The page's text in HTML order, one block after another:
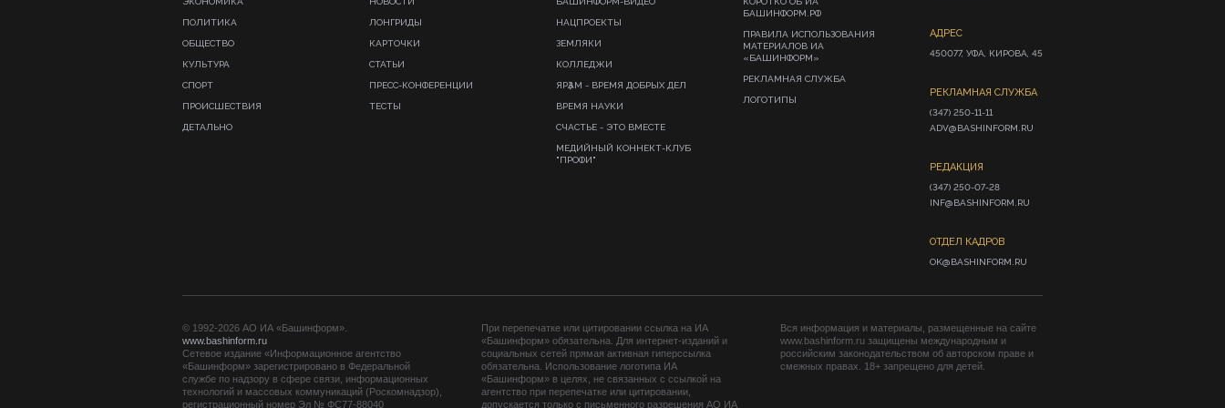
ПОЛИТИКА
ОБЩЕСТВО
КУЛЬТУРА
СПОРТ
ПРОИСШЕСТВИЯ
ДЕТАЛЬНО
ЛОНГРИДЫ
КАРТОЧКИ
СТАТЬИ
ПРЕСС-КОНФЕРЕНЦИИ
ТЕСТЫ
НАЦПРОЕКТЫ
ЗЕМЛЯКИ
КОЛЛЕДЖИ
ЯРҘАМ - ВРЕМЯ ДОБРЫХ ДЕЛ
ВРЕМЯ НАУКИ
СЧАСТЬЕ - ЭТО ВМЕСТЕ
МЕДИЙНЫЙ КОННЕКТ-КЛУБ
"ПРОФИ"
БАШИНФОРМ.РФ
ПРАВИЛА ИСПОЛЬЗОВАНИЯ
МАТЕРИАЛОВ ИА
«БАШИНФОРМ»
РЕКЛАМНАЯ СЛУЖБА
ЛОГОТИПЫ
АДРЕС
450077, УФА, КИРОВА, 45
РЕКЛАМНАЯ СЛУЖБА
(347) 250-11-11
ADV@BASHINFORM.RU
РЕДАКЦИЯ
(347) 250-07-28
INF@BASHINFORM.RU
ОТДЕЛ КАДРОВ
OK@BASHINFORM.RU
© 1992-2026 АО ИА «Башинформ».
www.bashinform.ru
Сетевое издание «Информационное агентство
«Башинформ» зарегистрировано в Федеральной
службе по надзору в сфере связи, информационных
технологий и массовых коммуникаций (Роскомнадзор),
регистрационный номер Эл № ФС77-88040
При перепечатке или цитировании ссылка на ИА
«Башинформ» обязательна. Для интернет-изданий и
социальных сетей прямая активная гиперссылка
обязательна. Использование логотипа ИА
«Башинформ» в целях, не связанных с ссылкой на
агентство при перепечатке или цитировании,
допускается только с письменного разрешения АО ИА
Вся информация и материалы, размещенные на сайте
www.bashinform.ru защищены международным и
российским законодательством об авторском праве и
смежных правах. 18+ запрещено для детей.